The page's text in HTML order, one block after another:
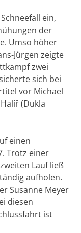
ein,
der
Umso höher
Jürgen zeigte
zwei
sich bei
vor Michael
(Dukla
einen
Trotz einer
Lauf ließ
aufholen.
Susanne Meyer
diesen
ist